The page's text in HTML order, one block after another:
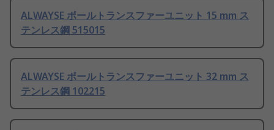
ALWAYSE ボールトランスファーユニット 15 mm ス
テンレス鋼 515015
ALWAYSE ボールトランスファーユニット 32 mm ス
テンレス鋼 102215